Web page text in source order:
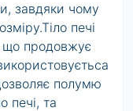
завдяки чому
печі
що продовжує
полумю
печі, та